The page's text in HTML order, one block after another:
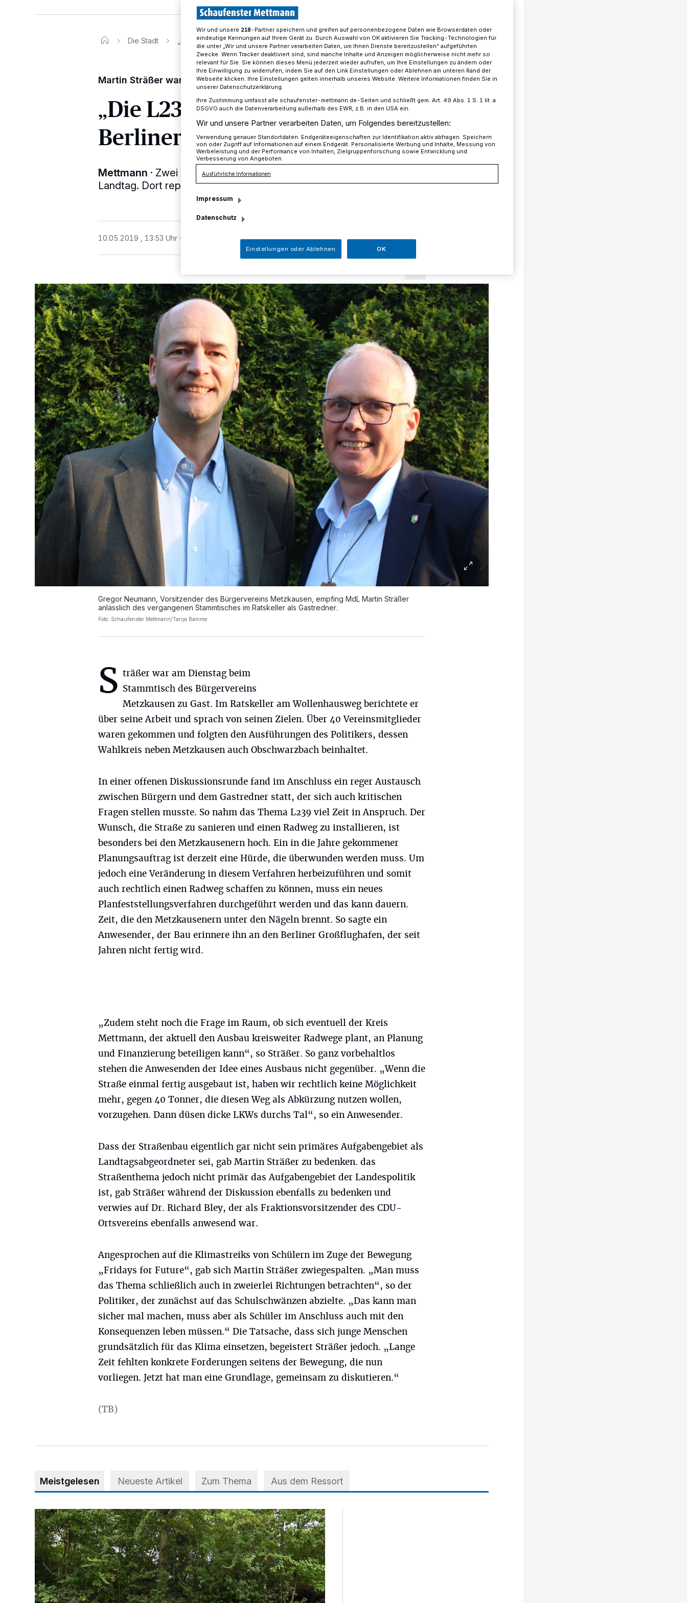
Die Stadt „Die L239 erinnert an den Berliner Flughafen“
Martin Sträßer war beim Bürgerverein Metzkausen zu Besuch
„Die L239 erinnert an den
Berliner Flughafen“
Mettmann · Zwei Jahre sitzt Martin Sträßer nun bereits für die CDU im
Landtag. Dort repräsentiert er unter anderem auch Metzkausen.
10.05.2019 , 13:53 Uhr 2 Minuten Lesezeit
Gregor Neumann, Vorsitzender des Bürgervereins Metzkausen, empfing MdL Martin Sträßer
anlässlich des vergangenen Stammtisches im Ratskeller als Gastredner.
Foto: Schaufenster Mettmann/Tanja Bamme
S träßer war am Dienstag beim
Stammtisch des Bürgervereins
Metzkausen zu Gast. Im Ratskeller am Wollenhausweg berichtete er
über seine Arbeit und sprach von seinen Zielen. Über 40 Vereinsmitglieder
waren gekommen und folgten den Ausführungen des Politikers, dessen
Wahlkreis neben Metzkausen auch Obschwarzbach beinhaltet.
In einer offenen Diskussionsrunde fand im Anschluss ein reger Austausch
zwischen Bürgern und dem Gastredner statt, der sich auch kritischen
Fragen stellen musste. So nahm das Thema L239 viel Zeit in Anspruch. Der
Wunsch, die Straße zu sanieren und einen Radweg zu installieren, ist
besonders bei den Metzkausenern hoch. Ein in die Jahre gekommener
Planungsauftrag ist derzeit eine Hürde, die überwunden werden muss. Um
jedoch eine Veränderung in diesem Verfahren herbeizuführen und somit
auch rechtlich einen Radweg schaffen zu können, muss ein neues
Planfeststellungsverfahren durchgeführt werden und das kann dauern.
Zeit, die den Metzkausenern unter den Nägeln brennt. So sagte ein
Anwesender, der Bau erinnere ihn an den Berliner Großflughafen, der seit
Jahren nicht fertig wird.
„Zudem steht noch die Frage im Raum, ob sich eventuell der Kreis
Mettmann, der aktuell den Ausbau kreisweiter Radwege plant, an Planung
und Finanzierung beteiligen kann“, so Sträßer. So ganz vorbehaltlos
stehen die Anwesenden der Idee eines Ausbaus nicht gegenüber. „Wenn die
Straße einmal fertig ausgebaut ist, haben wir rechtlich keine Möglichkeit
mehr, gegen 40 Tonner, die diesen Weg als Abkürzung nutzen wollen,
vorzugehen. Dann düsen dicke LKWs durchs Tal“, so ein Anwesender.
Dass der Straßenbau eigentlich gar nicht sein primäres Aufgabengebiet als
Landtagsabgeordneter sei, gab Martin Sträßer zu bedenken. das
Straßenthema jedoch nicht primär das Aufgabengebiet der Landespolitik
ist, gab Sträßer während der Diskussion ebenfalls zu bedenken und
verwies auf Dr. Richard Bley, der als Fraktionsvorsitzender des CDU-
Ortsvereins ebenfalls anwesend war.
Angesprochen auf die Klimastreiks von Schülern im Zuge der Bewegung
„Fridays for Future“, gab sich Martin Sträßer zwiegespalten. „Man muss
das Thema schließlich auch in zweierlei Richtungen betrachten“, so der
Politiker, der zunächst auf das Schulschwänzen abzielte. „Das kann man
sicher mal machen, muss aber als Schüler im Anschluss auch mit den
Konsequenzen leben müssen.“ Die Tatsache, dass sich junge Menschen
grundsätzlich für das Klima einsetzen, begeistert Sträßer jedoch. „Lange
Zeit fehlten konkrete Forderungen seitens der Bewegung, die nun
vorliegen. Jetzt hat man eine Grundlage, gemeinsam zu diskutieren.“
(TB)
Meistgelesen Neueste Artikel Zum Thema Aus dem Ressort
Aus Grau wird Haltung
Wir und unsere 218-Partner speichern und greifen auf personenbezogene Daten wie Browserdaten oder
eindeutige Kennungen auf Ihrem Gerät zu. Durch Auswahl von OK aktivieren Sie Tracking-Technologien für
die unter „Wir und unsere Partner verarbeiten Daten, um Ihnen Dienste bereitzustellen“ aufgeführten
Zwecke. Wenn Tracker deaktiviert sind, sind manche Inhalte und Anzeigen möglicherweise nicht mehr so
relevant für Sie. Sie können dieses Menü jederzeit wieder aufrufen, um Ihre Einstellungen zu ändern oder
Ihre Einwilligung zu widerrufen, indem Sie auf den Link Einstellungen oder Ablehnen am unteren Rand der
Webseite klicken. Ihre Einstellungen gelten innerhalb unseres Website. Weitere Informationen finden Sie in
unserer Datenschutzerklärung.
Ihre Zustimmung umfasst alle schaufenster-mettmann.de-Seiten und schließt gem. Art. 49 Abs. 1 S. 1 lit. a
DSGVO auch die Datenverarbeitung außerhalb des EWR, z.B. in den USA ein.
Wir und unsere Partner verarbeiten Daten, um Folgendes bereitzustellen:
Verwendung genauer Standortdaten. Endgeräteeigenschaften zur Identifikation aktiv abfragen. Speichern
von oder Zugriff auf Informationen auf einem Endgerät. Personalisierte Werbung und Inhalte, Messung von
Werbeleistung und der Performance von Inhalten, Zielgruppenforschung sowie Entwicklung und
Verbesserung von Angeboten.
Ausführliche Informationen
Impressum
Datenschutz
Einstellungen oder Ablehnen OK